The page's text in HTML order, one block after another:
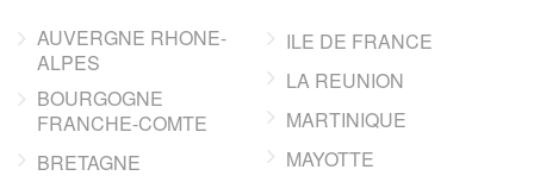
AUVERGNE RHONE-
ALPES
BOURGOGNE
FRANCHE-COMTE
BRETAGNE
ILE DE FRANCE
LA REUNION
MARTINIQUE
MAYOTTE